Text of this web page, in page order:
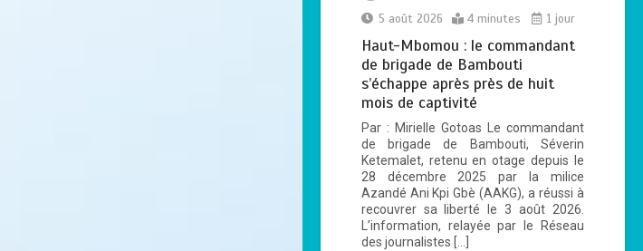
5 août 2026
4 minutes 1 jour
Haut-Mbomou : le commandant
de brigade de Bambouti
s’échappe après près de huit
mois de captivité
Par : Mirielle Gotoas Le commandant
de brigade de Bambouti, Séverin
Ketemalet, retenu en otage depuis le
28 décembre 2025 par la milice
Azandé Ani Kpi Gbè (AAKG), a réussi à
recouvrer sa liberté le 3 août 2026.
L’information, relayée par le Réseau
des journalistes […]